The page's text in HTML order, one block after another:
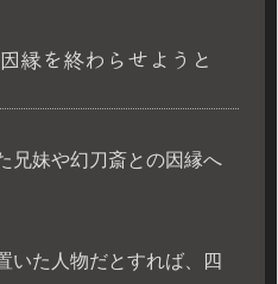
縁を終わらせようと
兄妹や幻刀斎との因縁へ
いた人物だとすれば、四